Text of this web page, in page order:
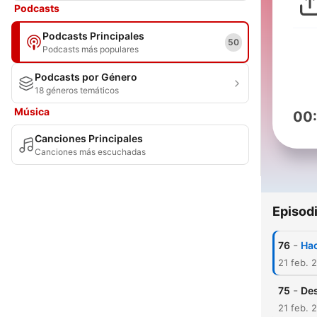
Podcasts
Podcasts Principales
Podcasts más populares
50
Podcasts por Género
18 géneros temáticos
Música
Canciones Principales
Canciones más escuchadas
76 -
21 feb.
75 -
21 feb.